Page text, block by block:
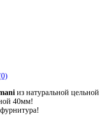
из натуральной цельной
40мм!